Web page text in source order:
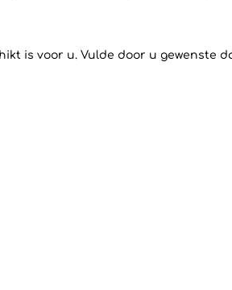
is voor u. Vulde door u gewenste